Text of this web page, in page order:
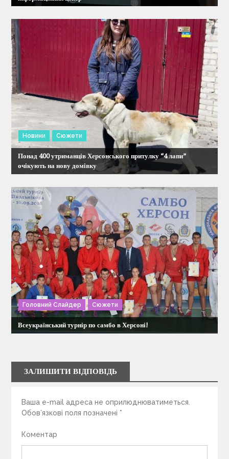
и
с
в
Новини Сюжети
Понад 400 утриманців Херсонського притулку “4 лапи”
очікують на нову домівку
Головний Слайдер Сюжети
Всеукраїнський турнір по самбо в Херсоні!
ЗАЛИШИТИ ВІДПОВІДЬ
Ваша e-mail адреса не оприлюднюватиметься.
Обов’язкові поля позначені *
Коментар